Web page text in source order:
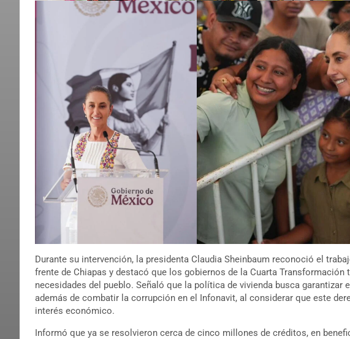
Durante su intervención, la presidenta Claudia Sheinbaum reconoció el
frente de Chiapas y destacó que los gobiernos de la Cuarta Transformación
necesidades del pueblo. Señaló que la política de vivienda busca garantizar
además de combatir la corrupción en el Infonavit, al considerar que este
interés económico.
Informó que ya se resolvieron cerca de cinco millones de créditos, en